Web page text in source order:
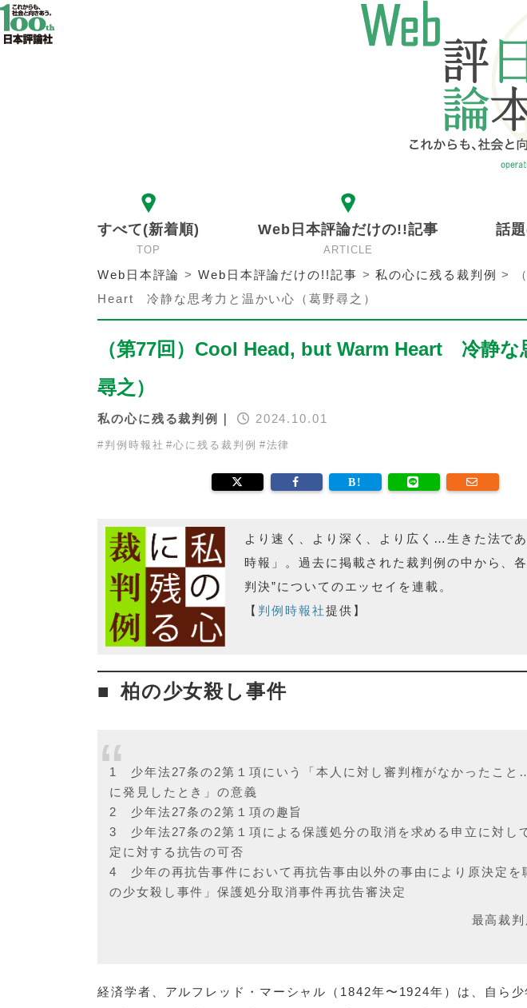
すべて(新着順)
TOP
Web日本評論だけの!!記事
ARTICLE
話
Web日本評論 >Web日本評論だけの!!記事 >私の心に残る裁判例 >
Heart 冷静な思考力と温かい心（葛野尋之）
（第77回）Cool Head, but Warm Heart 冷静な
尋之）
私の心に残る裁判例｜ 2024.10.01
# 判例時報社 #心に残る裁判例 #法律
より速く、より深く、より広く…生きた法で
時報」。過去に掲載された裁判例の中から、
判決”についてのエッセイを連載。
【 判例時報社提供】
柏の少女殺し事件
1 少年法27条の2第１項にいう「本人に対し審判権がなかったこ
に発見したとき」の意義
2 少年法27条の2第１項の趣旨
3 少年法27条の2第１項による保護処分の取消を求める申立に対し
定に対する抗告の可否
4 少年の再抗告事件において再抗告事由以外の事由により原決定
の少女殺し事件」保護処分取消事件再抗告審決定
最高裁
経済学者、アルフレッド・マーシャル（1842年〜1924年）は、自ら